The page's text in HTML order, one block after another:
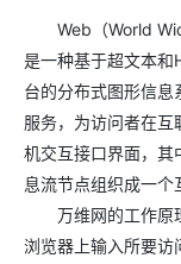
Web（World
是一种基于超文本和
台的分布式图形信息
服务，为访问者在互
机交互接口界面，其
息流节点组织成一个
万维网的工作原理
浏览器上输入所要